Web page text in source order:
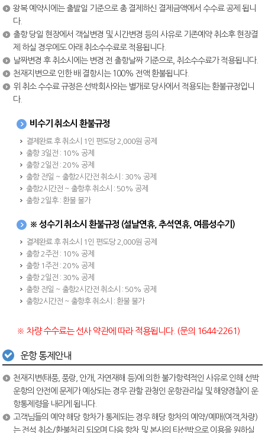
왕복 예약시에는 출발일 기준으로 총 결제하신 결제금액에서 수수료 공제 됩니
다.
출항 당일 현장에서 객실변경 및 시간변경 등의 사유로 기존예약 취소후 현장결
제 하실 경우에도 아래 취소수수료로 적용됩니다.
날짜변경 후 취소시에는 변경 전 출항날짜 기준으로, 취소수수료가 적용됩니다.
천재지변으로 인한 배 결항시는 100% 전액 환불됩니다.
위 취소 수수료 규정은 선박회사와는 별개로 당사에서 적용되는 환불규정입니
다.
비수기 취소시 환불규정
결제완료 후 취소시 1인 편도당 2,000원 공제
출항 3일전 : 10% 공제
출항 2일전 : 20% 공제
출항 전일 ~ 출항2시간전 취소시 : 30% 공제
출항2시간전 ~ 출항후 취소시 : 50% 공제
출항 2일후 : 환불 불가
※ 성수기 취소시 환불규정 (설날연휴, 추석연휴, 여름성수기)
결제완료 후 취소시 1인 편도당 2,000원 공제
출항 2주전 : 10% 공제
출항 1주전 : 20% 공제
출항 2일전 : 30% 공제
출항 전일 ~ 출항2시간전 취소시 : 50% 공제
출항2시간전 ~ 출항후 취소시 : 환불 불가
※ 차량 수수료는 선사 약관에 따라 적용됩니다. (문의 1644-2261)
운항 통제안내
천재지변(태풍, 풍랑, 안개, 자연재해 등)에 의한 불가항력적인 사유로 인해 선박
운항의 안전에 문제가 예상되는 경우 관할 관청인 운항관리실 및 해양경찰이 운
항통제령을 내리게 됩니다.
고객님들의 예약 해당 항차가 통제되는 경우 해당 항차의 예약/예매(여객,차량)
는 전석 취소/환불처리 되오며 다음 항차 및 본사의 타선박으로 이용을 원하실